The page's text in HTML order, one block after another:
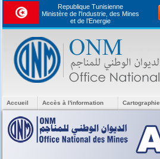
Republique Tunisienne
Ministère de l'Industrie, des Mines
et de l’Energie
Accueil Accès à l'information Cartographie